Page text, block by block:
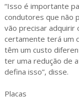
“Isso é importante
condutores que não
vão precisar adquirir
certamente terá um
têm um custo
ter uma redução de
defina isso”, disse.
Placas